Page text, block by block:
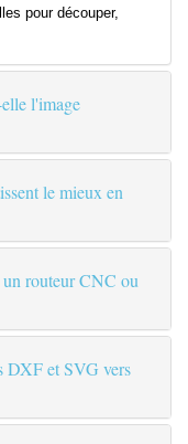
pour découper,
l'image
le mieux en
routeur CNC ou
DXF et SVG vers